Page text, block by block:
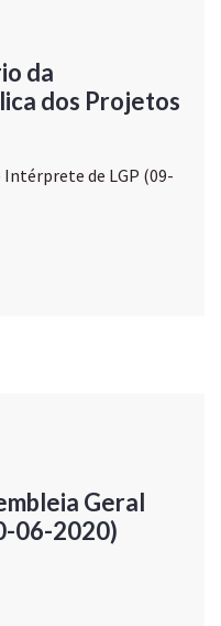
da
dos Projetos
de LGP (09-
Geral
06-2020)